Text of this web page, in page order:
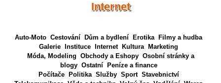
Internet
Auto-Moto Cestování Dům a bydlení Erotika
Filmy a hudba
Galerie
Instituce Internet Kultura
Marketing
Móda, Modeling Obchody a Eshopy Osobní stránky a
blogy Ostatní
Peníze a finance
Počítače
Politika Služby Sport Stavebnictví